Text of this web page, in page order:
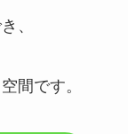
、
間です。